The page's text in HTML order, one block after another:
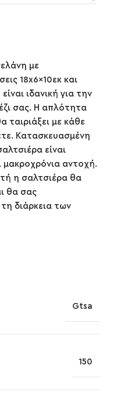
με
18x6x10εκ και
ιδανική για την
σας. Η απλότητα
ταιριάξει με κάθε
Κατασκευασμένη
είναι
μακροχρόνια αντοχή.
η σαλτσιέρα θα
θα σας
διάρκεια των
Gtsa
150